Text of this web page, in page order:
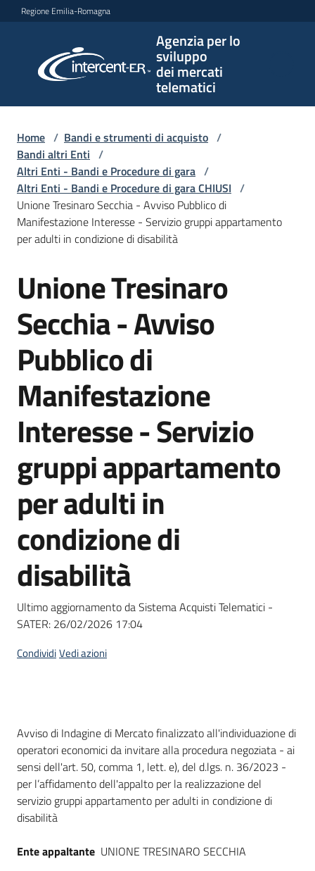
Vai al contenuto
Vai alla navigazione
Vai al footer
Regione Emilia-Romagna
Agenzia per lo
sviluppo
dei mercati
telematici
per lo
sviluppo
telematici
L'Agenzia
e
strumenti
acquisto
Supporto
Piattaforme
English
site
su
Home / Bandi e strumenti di acquisto /
Bandi altri Enti /
Altri Enti - Bandi e Procedure di gara /
Altri Enti - Bandi e Procedure di gara CHIUSI /
Unione Tresinaro Secchia - Avviso Pubblico di
Manifestazione Interesse - Servizio gruppi appartamento
per adulti in condizione di disabilità
Salta al contenuto
Unione Tresinaro
Secchia - Avviso
Pubblico di
Manifestazione
Interesse - Servizio
gruppi appartamento
per adulti in
condizione di
disabilità
Ultimo aggiornamento da Sistema Acquisti Telematici -
SATER: 26/02/2026 17:04
CondividiVedi azioni
Dati del bando
Avviso di Indagine di Mercato finalizzato all'individuazione di
operatori economici da invitare alla procedura negoziata - ai
sensi dell'art. 50, comma 1, lett. e), del d.lgs. n. 36/2023 -
per l’affidamento dell'appalto per la realizzazione del
servizio gruppi appartamento per adulti in condizione di
disabilità
Ente appaltante UNIONE TRESINARO SECCHIA